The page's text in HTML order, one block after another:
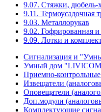
9.07. Стяжки,
9.11. Термоусадочная
9.03. Металлорукав
9.02. Гофрированная и
9.09. Лотки и
Сигнализация и
Умный дом
Приемно-
Извещатели
Оповещатели
Доп.модули
Комплектующие